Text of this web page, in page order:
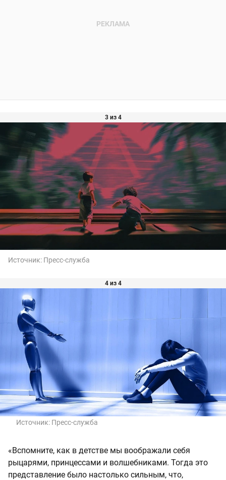
3 из 4
Источник: Пресс-служба
4 из 4
Источник: Пресс-служба
«Вспомните, как в детстве мы воображали себя
рыцарями, принцессами и волшебниками. Тогда это
представление было настолько сильным, что,